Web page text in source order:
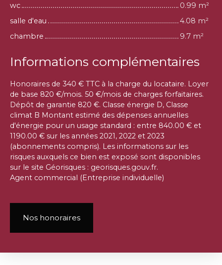
wc
0.99 m²
salle d'eau
4.08 m²
chambre
9.7 m²
Informations complémentaires
Honoraires de 340 € TTC à la charge du locataire. Loyer
de base 820 €/mois. 50 €/mois de charges forfaitaires.
Dépôt de garantie 820 €. Classe énergie D, Classe
climat B Montant estimé des dépenses annuelles
d'énergie pour un usage standard : entre 840.00 € et
1190.00 € sur les années 2021, 2022 et 2023
(abonnements compris). Les informations sur les
risques auxquels ce bien est exposé sont disponibles
sur le site Géorisques : georisques.gouv.fr.
Agent commercial (Entreprise individuelle)
Nos honoraires